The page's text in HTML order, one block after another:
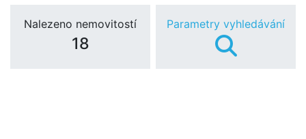
Nalezeno nemovitostí
18
Parametry vyhledávání